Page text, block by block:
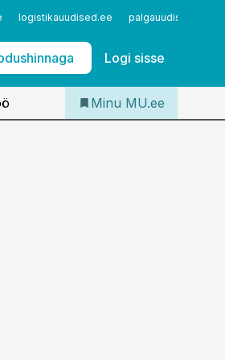
logistikauudised.ee palgauudised.ee
Logi sisse
Iseteenindus
Telli Meditsiiniuudised
Minu MU.ee